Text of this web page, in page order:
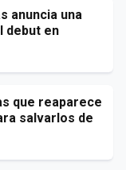
anuncia una
debut en
que reaparece
salvarlos de